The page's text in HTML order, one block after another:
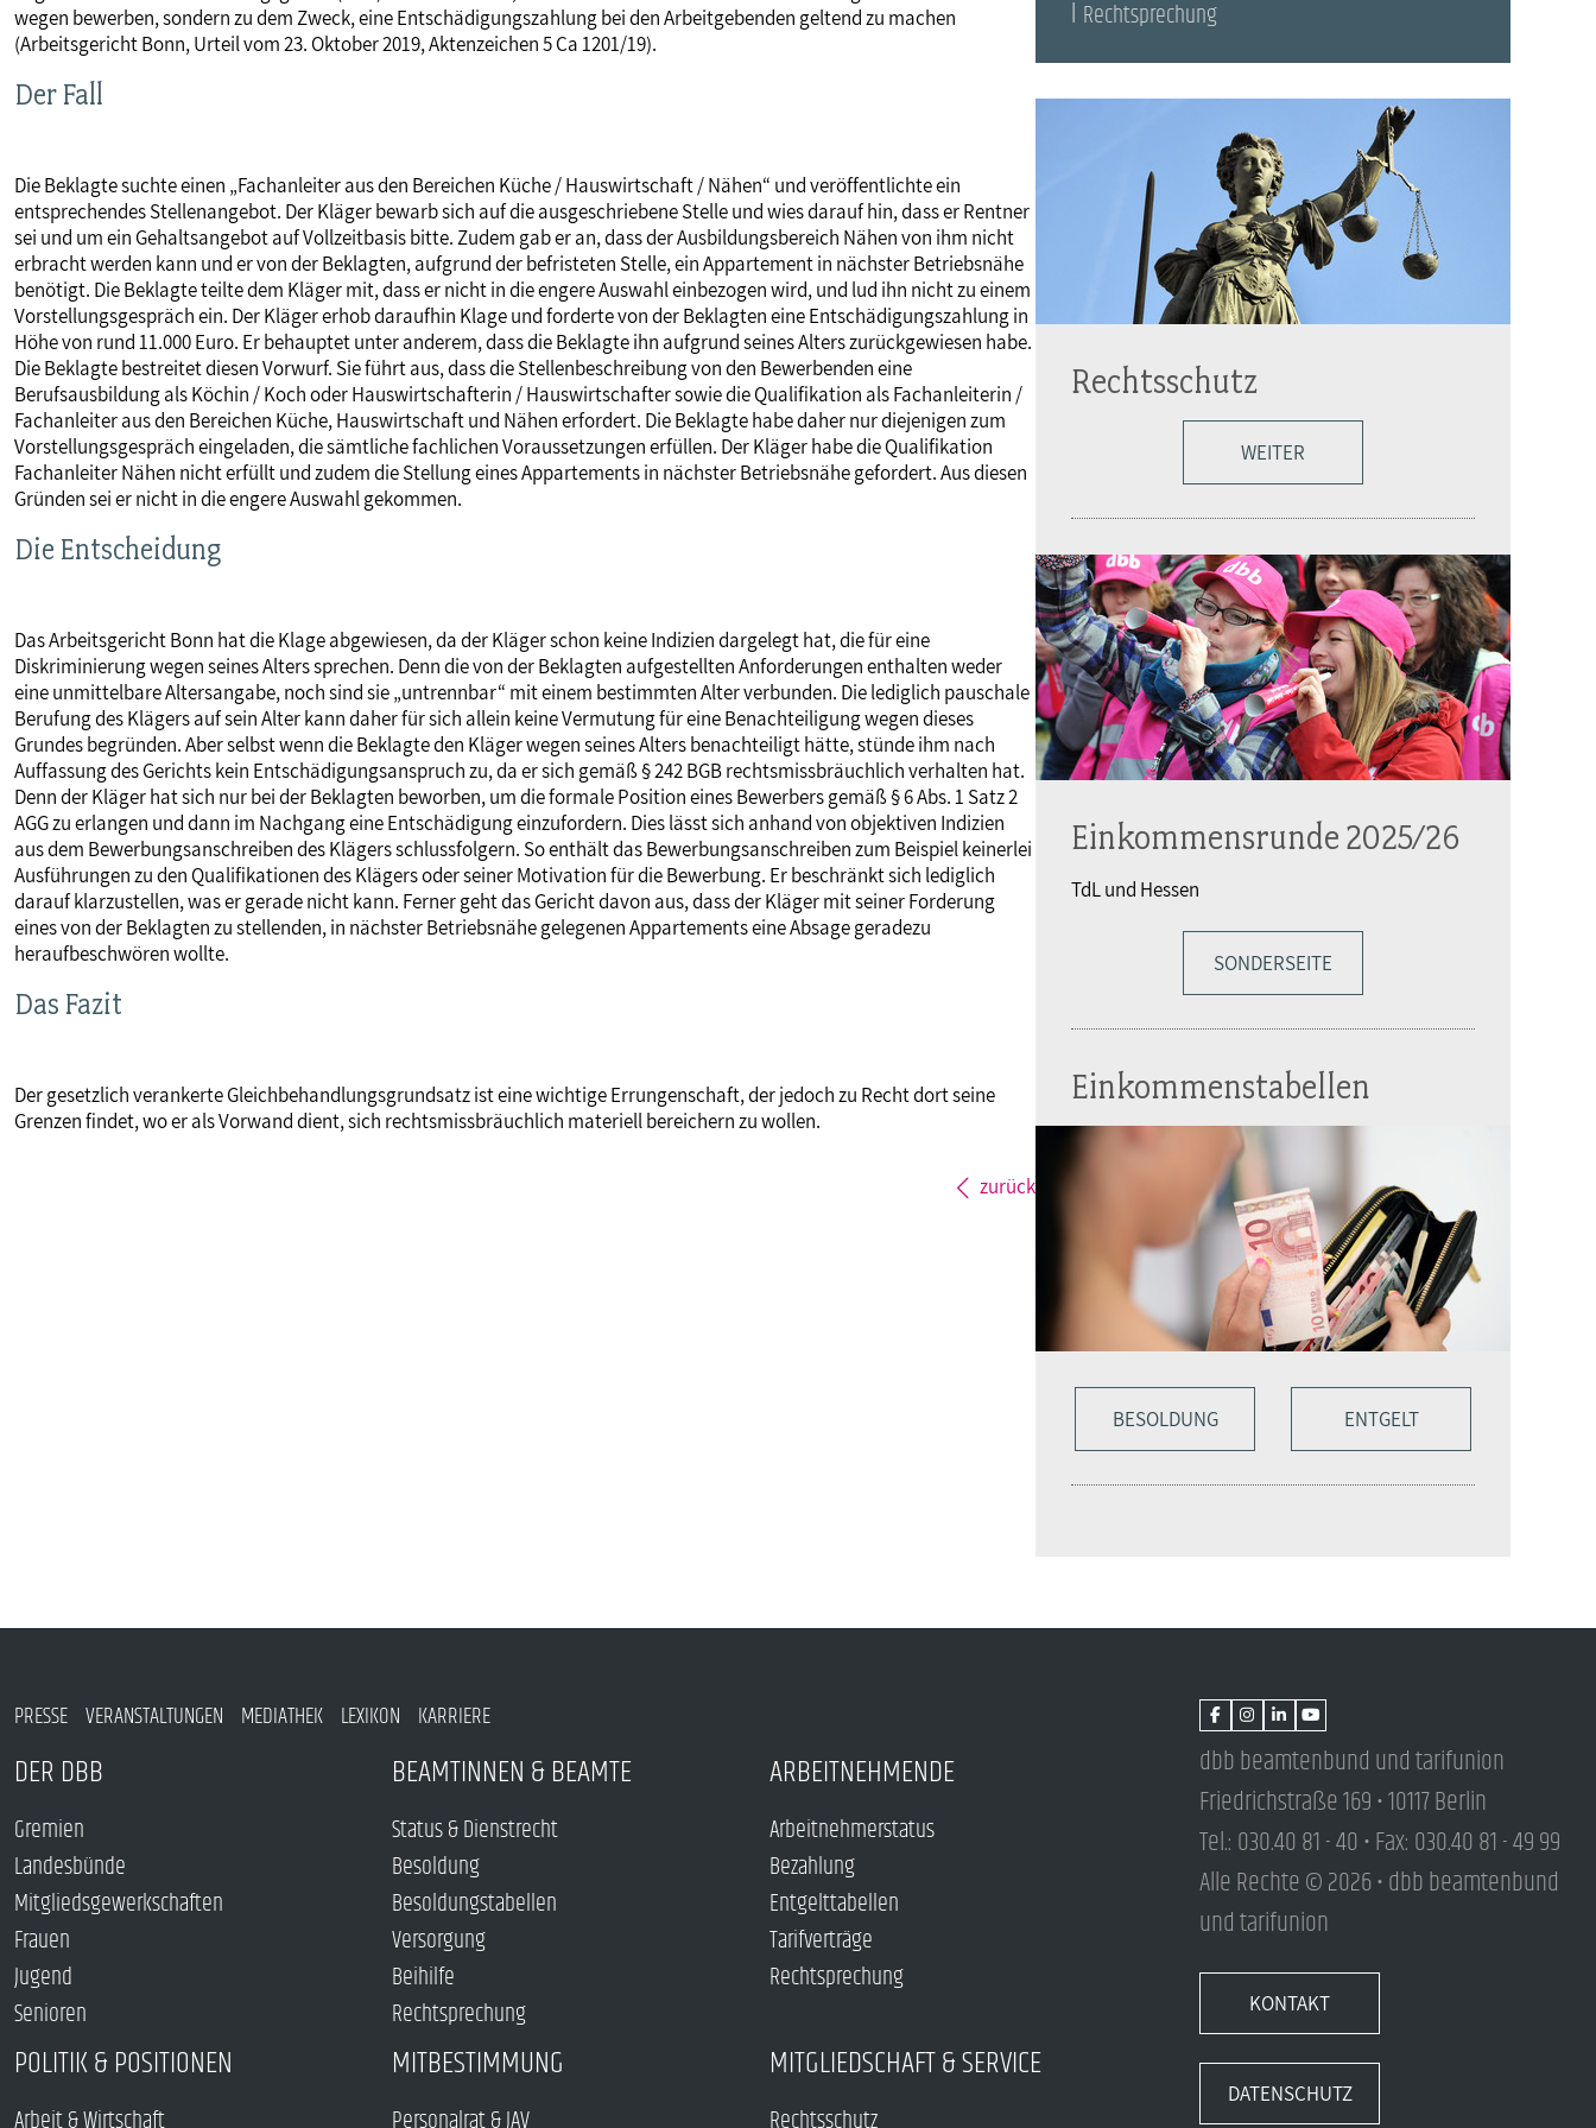
Frauen
Senioren
Versorgung
Rechtsprechung
Tarifverträge
Bildung
MITBESTIMMUNG
Akademie
wegen bewerben, sondern zu dem Zweck, eine Entschädigungszahlung bei den Arbeitgebenden geltend zu machen
(Arbeitsgericht Bonn, Urteil vom 23. Oktober 2019, Aktenzeichen 5 Ca 1201/19).
Der Fall
Die Beklagte suchte einen „Fachanleiter aus den Bereichen Küche / Hauswirtschaft / Nähen“ und veröffentlichte ein
entsprechendes Stellenangebot. Der Kläger bewarb sich auf die ausgeschriebene Stelle und wies darauf hin, dass er Rentner
sei und um ein Gehaltsangebot auf Vollzeitbasis bitte. Zudem gab er an, dass der Ausbildungsbereich Nähen von ihm nicht
erbracht werden kann und er von der Beklagten, aufgrund der befristeten Stelle, ein Appartement in nächster Betriebsnähe
benötigt. Die Beklagte teilte dem Kläger mit, dass er nicht in die engere Auswahl einbezogen wird, und lud ihn nicht zu einem
Vorstellungsgespräch ein. Der Kläger erhob daraufhin Klage und forderte von der Beklagten eine Entschädigungszahlung in
Höhe von rund 11.000 Euro. Er behauptet unter anderem, dass die Beklagte ihn aufgrund seines Alters zurückgewiesen habe.
Die Beklagte bestreitet diesen Vorwurf. Sie führt aus, dass die Stellenbeschreibung von den Bewerbenden eine
Berufsausbildung als Köchin / Koch oder Hauswirtschafterin / Hauswirtschafter sowie die Qualifikation als Fachanleiterin /
Fachanleiter aus den Bereichen Küche, Hauswirtschaft und Nähen erfordert. Die Beklagte habe daher nur diejenigen zum
Vorstellungsgespräch eingeladen, die sämtliche fachlichen Voraussetzungen erfüllen. Der Kläger habe die Qualifikation
Fachanleiter Nähen nicht erfüllt und zudem die Stellung eines Appartements in nächster Betriebsnähe gefordert. Aus diesen
Gründen sei er nicht in die engere Auswahl gekommen.
Die Entscheidung
Das Arbeitsgericht Bonn hat die Klage abgewiesen, da der Kläger schon keine Indizien dargelegt hat, die für eine
Diskriminierung wegen seines Alters sprechen. Denn die von der Beklagten aufgestellten Anforderungen enthalten weder
eine unmittelbare Altersangabe, noch sind sie „untrennbar“ mit einem bestimmten Alter verbunden. Die lediglich pauschale
Berufung des Klägers auf sein Alter kann daher für sich allein keine Vermutung für eine Benachteiligung wegen dieses
Grundes begründen. Aber selbst wenn die Beklagte den Kläger wegen seines Alters benachteiligt hätte, stünde ihm nach
Auffassung des Gerichts kein Entschädigungsanspruch zu, da er sich gemäß § 242 BGB rechtsmissbräuchlich verhalten hat.
Denn der Kläger hat sich nur bei der Beklagten beworben, um die formale Position eines Bewerbers gemäß § 6 Abs. 1 Satz 2
AGG zu erlangen und dann im Nachgang eine Entschädigung einzufordern. Dies lässt sich anhand von objektiven Indizien
aus dem Bewerbungsanschreiben des Klägers schlussfolgern. So enthält das Bewerbungsanschreiben zum Beispiel keinerlei
Ausführungen zu den Qualifikationen des Klägers oder seiner Motivation für die Bewerbung. Er beschränkt sich lediglich
darauf klarzustellen, was er gerade nicht kann. Ferner geht das Gericht davon aus, dass der Kläger mit seiner Forderung
eines von der Beklagten zu stellenden, in nächster Betriebsnähe gelegenen Appartements eine Absage geradezu
heraufbeschwören wollte.
Das Fazit
Der gesetzlich verankerte Gleichbehandlungsgrundsatz ist eine wichtige Errungenschaft, der jedoch zu Recht dort seine
Grenzen findet, wo er als Vorwand dient, sich rechtsmissbräuchlich materiell bereichern zu wollen.
zurück
Rechtsprechung
Rechtsschutz
WEITER
Einkommensrunde 2025/26
TdL und Hessen
SONDERSEITE
Einkommenstabellen
BESOLDUNG ENTGELT
PRESSE VERANSTALTUNGEN MEDIATHEK LEXIKON KARRIERE
DER DBB
Gremien
Landesbünde
Mitgliedsgewerkschaften
Frauen
Jugend
Senioren
BEAMTINNEN & BEAMTE
Status & Dienstrecht
Besoldung
Besoldungstabellen
Versorgung
Beihilfe
Rechtsprechung
ARBEITNEHMENDE
Arbeitnehmerstatus
Bezahlung
Entgelttabellen
Tarifverträge
Rechtsprechung
POLITIK & POSITIONEN MITBESTIMMUNG MITGLIEDSCHAFT & SERVICE
dbb beamtenbund und tarifunion
Friedrichstraße 169 • 10117 Berlin
Tel.: 030.40 81 - 40 • Fax: 030.40 81 - 49 99
Alle Rechte © 2026 • dbb beamtenbund
und tarifunion
KONTAKT
DATENSCHUTZ